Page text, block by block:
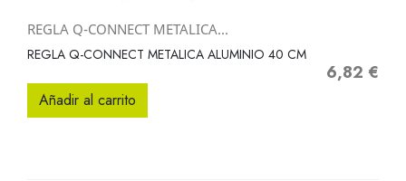
REGLA Q-CONNECT METALICA...
REGLA Q-CONNECT METALICA ALUMINIO 40 CM
Precio
6,82 €
Añadir al carrito